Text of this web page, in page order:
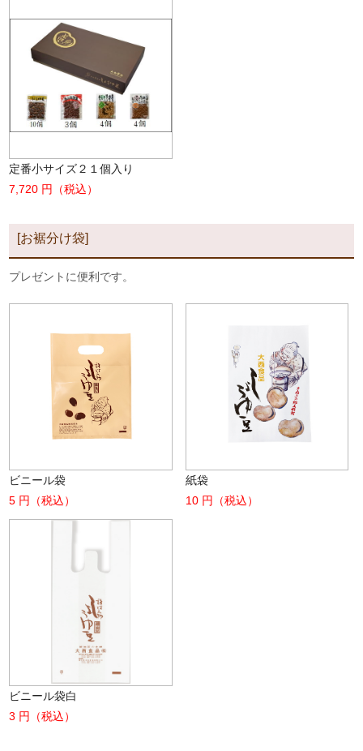
定番小サイズ２１個入り
7,720 円（税込）
[お裾分け袋]
プレゼントに便利です。
ビニール袋
5 円（税込）
紙袋
10 円（税込）
ビニール袋白
3 円（税込）